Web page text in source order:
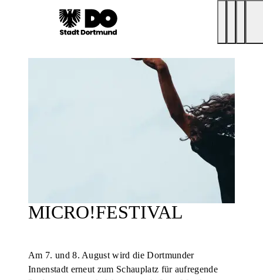
MICRO!FESTIVAL
Am 7. und 8. August wird die Dortmunder
Innenstadt erneut zum Schauplatz für aufregende